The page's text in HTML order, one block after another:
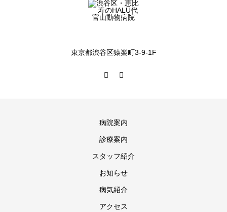
東京都渋谷区猿楽町3-9-1F
病院案内
診療案内
スタッフ紹介
お知らせ
病気紹介
アクセス